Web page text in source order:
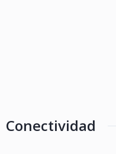
Conectividad